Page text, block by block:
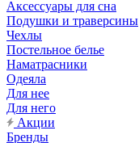
Аксессуары для сна
Подушки и траверсины
Чехлы
Постельное белье
Наматрасники
Одеяла
Для нее
Для него
Акции
Бренды